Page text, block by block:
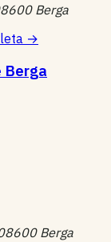
Berga
→
Berga
Berga